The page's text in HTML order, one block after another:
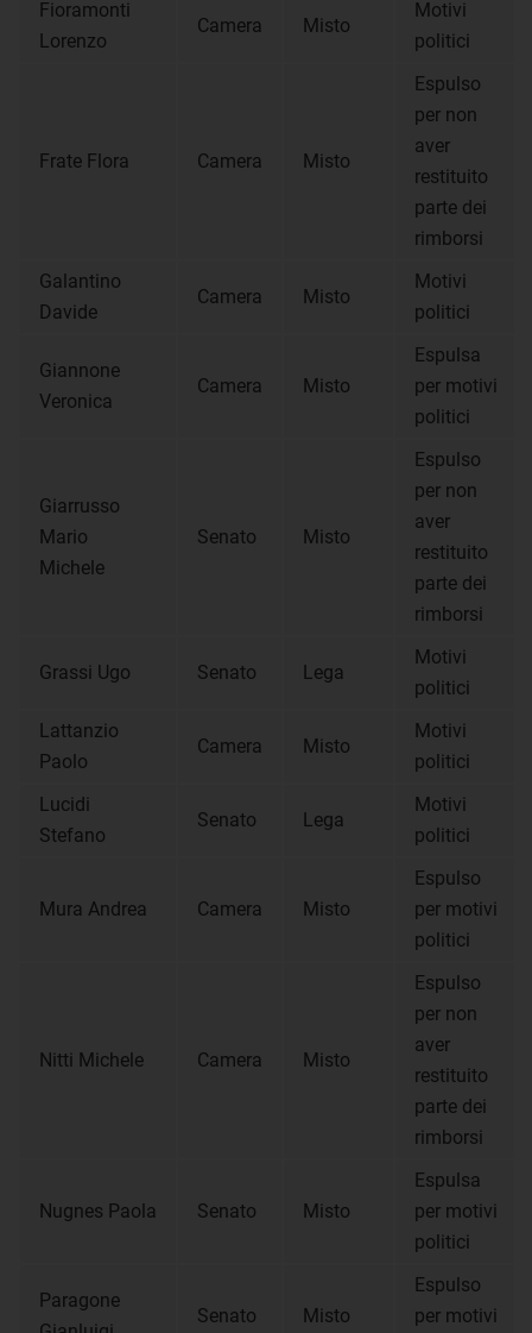
Fioramonti
Lorenzo
Camera Misto
Motivi
politici
Frate Flora Camera Misto
Espulso
per non
aver
restituito
parte dei
rimborsi
Galantino
Davide
Camera Misto
Motivi
politici
Giannone
Veronica
Camera Misto
Espulsa
per motivi
politici
Giarrusso
Mario
Michele
Senato Misto
Espulso
per non
aver
restituito
parte dei
rimborsi
Grassi Ugo Senato Lega
Motivi
politici
Lattanzio
Paolo
Camera Misto
Motivi
politici
Lucidi
Stefano
Senato Lega
Motivi
politici
Mura Andrea Camera Misto
Espulso
per motivi
politici
Nitti Michele Camera Misto
Espulso
per non
aver
restituito
parte dei
rimborsi
Nugnes Paola Senato Misto
Espulsa
per motivi
politici
Paragone
Senato Misto
Espulso
per motivi